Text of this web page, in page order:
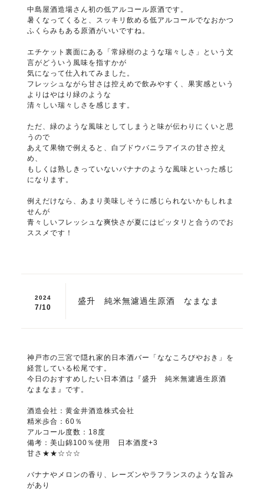
中島屋酒造場さん初の低アルコール原酒です。
暑くなってくると、スッキリ飲める低アルコールでなおかつ
ふくらみもある原酒がいいですね。
エチケット裏面にある「常緑樹のような瑞々しさ」という文
言がどういう風味を指すかが
気になって仕入れてみました。
フレッシュながら甘さは控えめで飲みやすく、果実感という
よりはやはり緑のような
清々しい瑞々しさを感じます。
ただ、緑のような風味としてしまうと味が伝わりにくいと思
うので
あえて果物で例えると、白ブドウバニラアイスの甘さ控え
め、
もしくは熟しきっていないバナナのような風味といった感じ
になります。
例えだけなら、あまり美味しそうに感じられないかもしれま
せんが
青々しいフレッシュな爽快さが夏にはピッタリと合うのでお
ススメです！
2024
7/10
盛升 純米無濾過生原酒 なまなま
神戸市の三宮で隠れ家的日本酒バー「ななころびやおき」を
経営している松尾です。
今日のおすすめしたい日本酒は『盛升 純米無濾過生原酒
なまなま』です。
酒造会社：黄金井酒造株式会社
精米歩合：60％
アルコール度数：18度
備考：美山錦100％使用 日本酒度+3
甘さ★★☆☆☆
バナナやメロンの香り、レーズンやラフランスのような旨み
があり